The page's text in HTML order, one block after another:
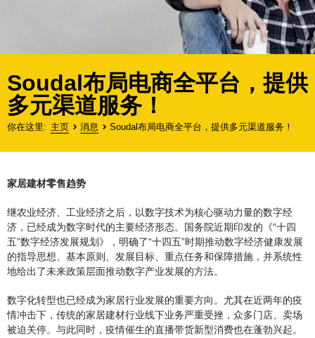
Soudal布局电商全平台，提供
多元渠道服务！
你在这里 主页 消息 Soudal布局电商全平台，提供多元渠道服务！
家居建材零售趋势
继农业经济、工业经济之后，以数字技术为核心驱动力量的数字经
济，已经成为数字时代的主要经济形态。国务院近期印发的《“十四
五”数字经济发展规划》，明确了“十四五”时期推动数字经济健康发展
的指导思想、基本原则、发展目标、重点任务和保障措施，并系统性
地给出了未来政策层面推动数字产业发展的方法。
数字化转型也已经成为家居行业发展的重要方向。尤其在近两年的疫
情冲击下，传统的家居建材行业线下业务严重受挫，众多门店、卖场
被迫关停。与此同时，疫情催生的直播带货新型消费也在蓬勃兴起。